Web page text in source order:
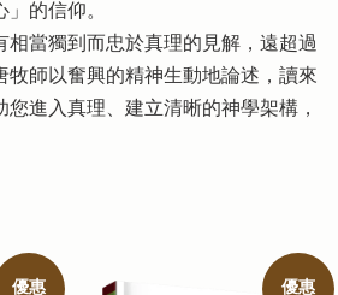
的信仰。
相當獨到而忠於真理的見解，遠超過
牧師以奮興的精神生動地論述，讀來
進入真理、建立清晰的神學架構，
優惠 優惠